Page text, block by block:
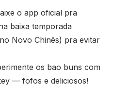
o app oficial pra
baixa temporada
Novo Chinês) pra evitar
os bao buns com
— fofos e deliciosos!